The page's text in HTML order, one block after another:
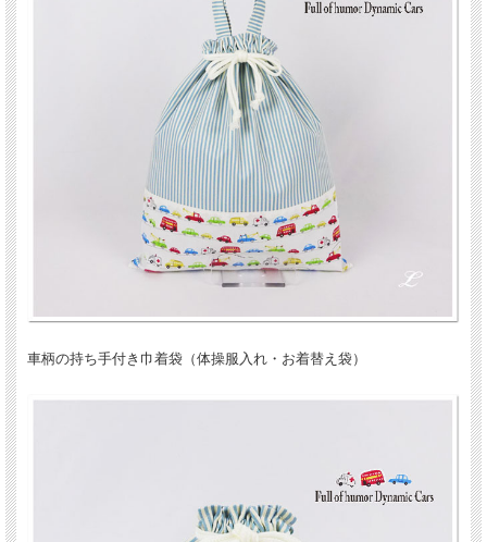
車柄の持ち手付き巾着袋（体操服入れ・お着替え袋）